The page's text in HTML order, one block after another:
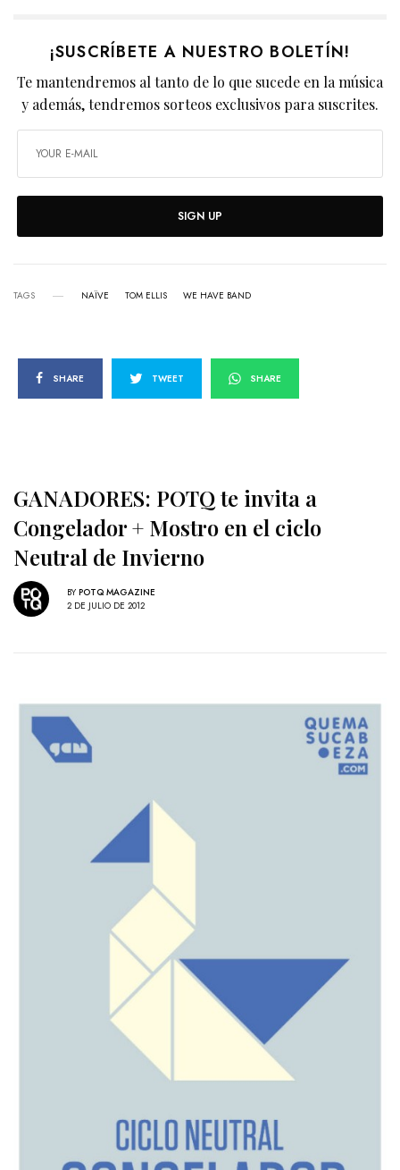
¡SUSCRÍBETE A NUESTRO BOLETÍN!
Te mantendremos al tanto de lo que sucede en la música
y además, tendremos sorteos exclusivos para suscrites.
SIGN UP
TAGS NAÏVE TOM ELLIS WE HAVE BAND
SHARE TWEET SHARE
GANADORES: POTQ te invita a
Congelador + Mostro en el ciclo
Neutral de Invierno
BY POTQ MAGAZINE
2 DE JULIO DE 2012